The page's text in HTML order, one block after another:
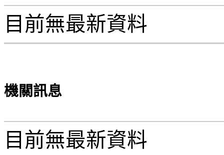
目前無最新資料
機關訊息
目前無最新資料